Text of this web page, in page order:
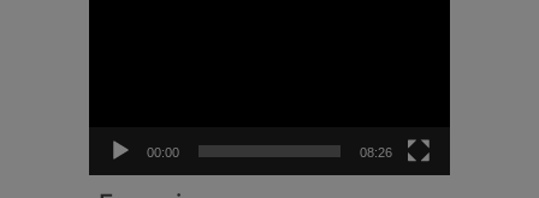
00:00 08:26